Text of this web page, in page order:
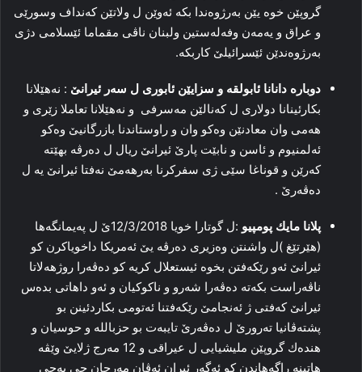
گروپێن خوە یێن به‌رژوه‌ندا بكه‌ ئه‌وێن ل ولاتێن كه‌نداف وسورێى
و عراق و یەمەن وفەلەستین ولبنان ناڤى مقماما ئێسلامى دژى
به‌رژوه‌ندێن ئێسرائیلێ كاربكه‌.
دوباره‌ دانانا ئابولقه‌ و سزایێن ئابورى ل سه‌ر ئیرانێ : نه‌هێلانا
بكارئینانا دولارى ل كه‌نالێن مه‌سرفى و نه‌هێلانا تعاملا زێرى و
هه‌مى وان معادنێن وه‌كو وان و راوستاندنا بازرگانیێ وه‌كو
ئه‌لمنیوم و ئاسن و نابێت پارێ ئیرانێ ریال ل ده‌رڤه‌ بهێته‌
كه‌رێن و قوناغا سێى ژى سفركرنا به‌رهه‌مێ نه‌فتا ئیرانێ یه‌ ل
ده‌ڤه‌رێ .
پلانا مایك پومپیو
:ل گوتارا خویا 12/3/2018ێ ل په‌یمانگه‌ها
(هێرتێغ )ل واشنتن وه‌زیرى ده‌رڤه‌ یێ ئەمریكا داخویاكرن كو
ئیرانێ ئه‌و رێكه‌فتن بخوە ئیستعلال كریه‌ كو ده‌ڤه‌را روژهه‌لاتا
ناڤه‌راست بكه‌ته‌ ده‌ڤه‌را شه‌رو و ناكوكیان و ئه‌و داهاتى بده‌س
ئیرانێ كه‌فتى ژ ئه‌نجامێ رێكه‌فتنا ئەتومی بكاردئینن بو
پشته‌ڤانیا تەرورێ ل دەڤەرێ تایبەت بو حزبالله و حوسیان و
هنده‌ك گروپێن ملیشیایى ل عیراقى و 12 مه‌رج ژلایێ وێڤه‌
هاتینه‌ راگه‌هاندن كو ئه‌گه‌ر ئیران ئه‌ڤان مه‌رجان جى به‌جى